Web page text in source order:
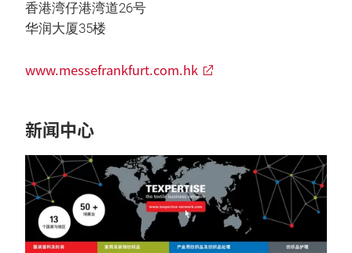
香港湾仔港湾道26号
华润大厦35楼
www.messefrankfurt.com.hk
新闻中心